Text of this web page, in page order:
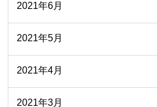
2021年6月
2021年5月
2021年4月
2021年3月